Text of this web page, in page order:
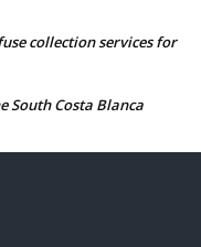
collection services for
South Costa Blanca